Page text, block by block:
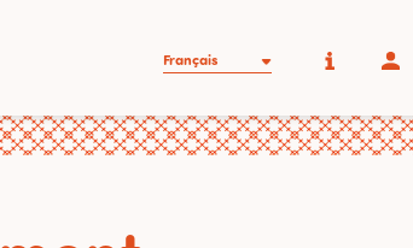
Français